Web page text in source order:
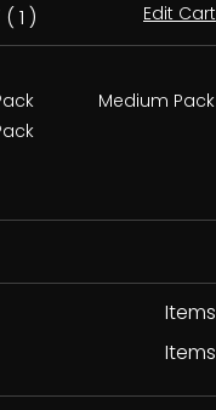
( 1 ) Edit Cart
Medium Pack
Items
Items